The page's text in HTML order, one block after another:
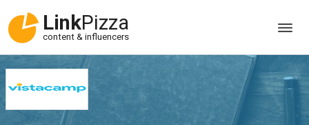
LinkPizza
content & influencers